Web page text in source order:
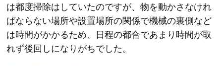
は都度掃除はしていたのですが、物を動かさなけれ
ばならない場所や設置場所の関係で機械の裏側など
は時間がかかるため、日程の都合であまり時間が取
れず後回しになりがちでした。